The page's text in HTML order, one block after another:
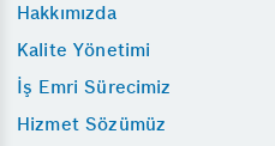
Hakkımızda
Kalite Yönetimi
İş Emri Sürecimiz
Hizmet Sözümüz